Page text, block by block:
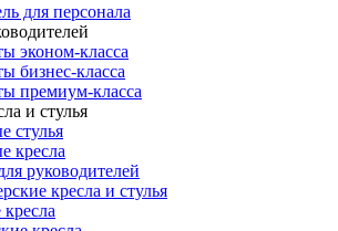
для персонала
эконом-класса
бизнес-класса
премиум-класса
и стулья
стулья
кресла
руководителей
кресла и стулья